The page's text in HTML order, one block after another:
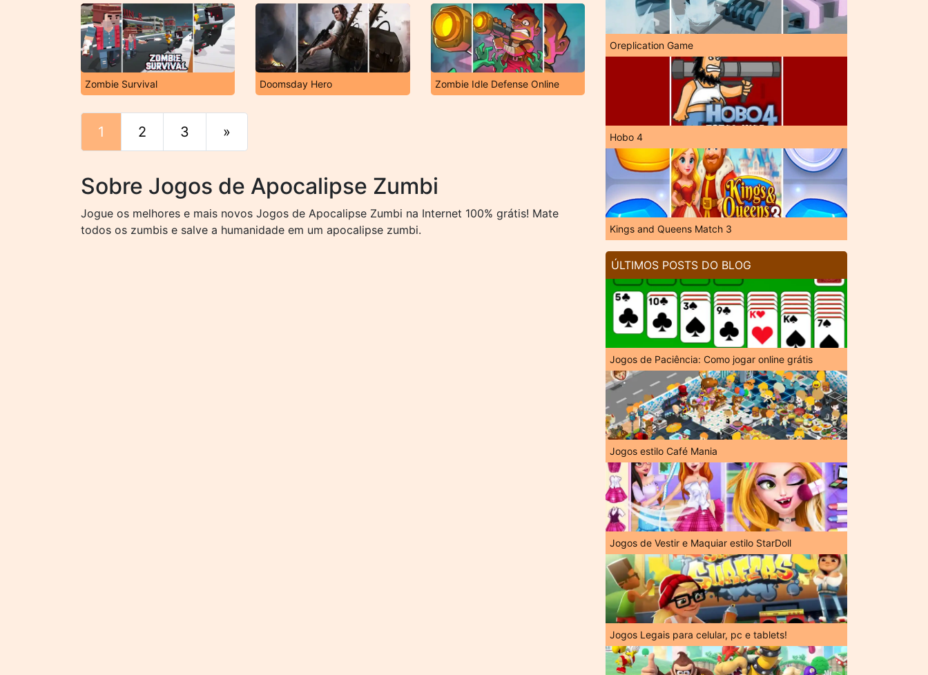
Zombie Survival Doomsday Hero Zombie Idle Defense Online
1 2 3 »
Sobre Jogos de Apocalipse Zumbi
Jogue os melhores e mais novos Jogos de Apocalipse Zumbi na Internet 100% grátis! Mate
todos os zumbis e salve a humanidade em um apocalipse zumbi.
Oreplication Game
Hobo 4
Kings and Queens Match 3
ÚLTIMOS POSTS DO BLOG
Jogos de Paciência: Como jogar online grátis
Jogos estilo Café Mania
Jogos de Vestir e Maquiar estilo StarDoll
Jogos Legais para celular, pc e tablets!